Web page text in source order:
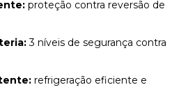
proteção contra reversão de
3 níveis de segurança contra
refrigeração eficiente e